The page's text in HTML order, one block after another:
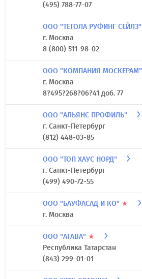
(495) 788-77-07
ООО "ТЕГОЛА РУФИНГ СЕЙЛЗ"
г. Москва
8 (800) 511-98-02
ООО "КОМПАНИЯ МОСКЕРАМ"
г. Москва
8?495?268?06?41 доб. 77
ООО "АЛЬЯНС ПРОФИЛЬ"
г. Санкт-Петербург
(812) 448-03-85
ООО "ТОП ХАУС НОРД"
г. Санкт-Петербург
(499) 490-72-55
ООО "БАУФАСАД И КО" ★
г. Москва
ООО "АГАВА" ★
Республика Татарстан
(843) 299-01-01